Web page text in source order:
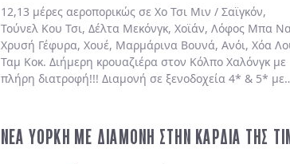
12,13 μέρες αεροπορικώς σε Χο Τσι Μιν / Σαϊγκόν,
Τούνελ Κου Τσι, Δέλτα Μεκόνγκ, Χοϊάν, Λόφος Μπα
Χρυσή Γέφυρα, Χουέ, Μαρμάρινα Βουνά, Ανόι, Χόα
Ταμ Κοκ. Διήμερη κρουαζιέρα στον Κόλπο Χαλόνγκμε
πλήρη διατροφή!!! Διαμονή σε ξενοδοχεία 4* & 5* με
ΝΕΑ ΥΟΡΚΗ ΜΕ ΔΙΑΜΟΝΗ ΣΤΗΝ ΚΑΡΔΙΑ ΤΗΣ